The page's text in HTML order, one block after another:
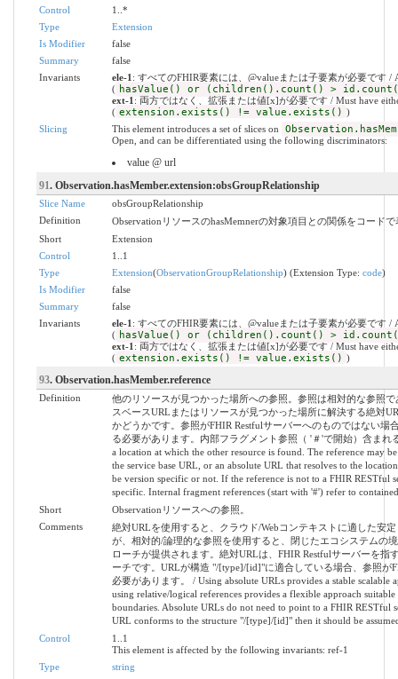
Control
1..*
Type
Extension
Is Modifier
false
Summary
false
Invariants
ele-1 : すべてのFHIR要素には、@valueまたは子要素が必要です /
( hasValue() or (children().count() >
ext-1 : 両方ではなく、拡張または値[x]が必要です / Must have
( extension.exists() != value.exists() )
Slicing
This element introduces a set of slices on
Open, and can be differentiated using the following discriminators:
value @ url
91. Observation.hasMember.extension:obsGroupRelationship
Slice Name
obsGroupRelationship
Definition
ObservationリソースのhasMemnerの対象項目との関係をコード
Short
Extension
Control
1..1
Type
Extension(ObservationGroupRelationship) (Extension Type: code)
Is Modifier
false
Summary
false
Invariants
ele-1 : すべてのFHIR要素には、@valueまたは子要素が必要です /
( hasValue() or (children().count() >
ext-1 : 両方ではなく、拡張または値[x]が必要です / Must have
( extension.exists() != value.exists() )
93. Observation.hasMember.reference
Definition
他のリソースが見つかった場所への参照。参照は相対的な参照
スベースURLまたはリソースが見つかった場所に解決する絶対
かどうかです。参照がFHIR Restfulサーバーへのものではない場
る必要があります。内部フラグメント参照（ '＃'で開始）含まれ
a location at which the other resource is found. The reference may
the service base URL, or an absolute URL that resolves to the
be version specific or not. If the reference is not to a FHIR RESTful
specific. Internal fragment references (start with '#') refer to
Short
Observationリソースへの参照。
Comments
絶対URLを使用すると、クラウド/Webコンテキストに適した安
が、相対的/論理的な参照を使用すると、閉じたエコシステムの
ローチが提供されます。絶対URLは、FHIR Restfulサーバーを指
ーチです。URLが構造 "/[type]/[id]"に適合している場合、参照が
必要があります。 / Using absolute URLs provides a stable
using relative/logical references provides a flexible approach
boundaries. Absolute URLs do not need to point to a FHIR RESTful
URL conforms to the structure "/[type]/[id]" then it should be
Control
1..1
This element is affected by the following invariants: ref-1
Type
string